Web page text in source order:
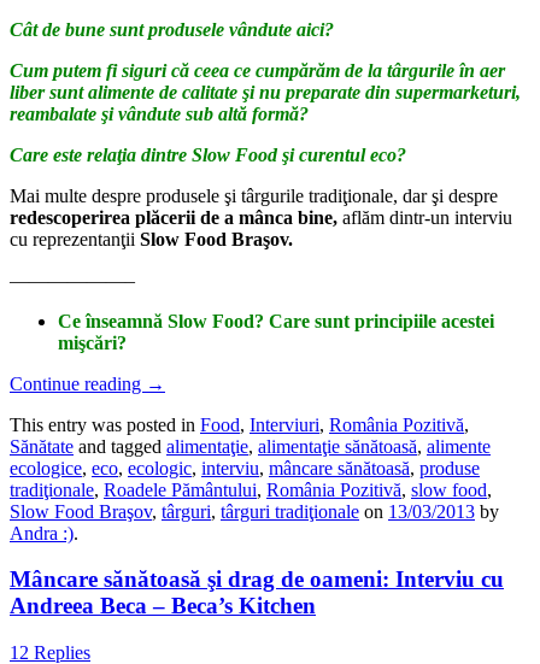
Cât de bune sunt produsele vândute aici?
Cum putem fi siguri că ceea ce cumpărăm de la târgurile în aer
liber sunt alimente de calitate şi nu preparate din supermarketuri,
reambalate şi vândute sub altă formă?
Care este relaţia dintre Slow Food şi curentul eco?
Mai multe despre produsele şi târgurile tradiţionale, dar şi despre
redescoperirea plăcerii de a mânca bine, aflăm dintr-un interviu
cu reprezentanţii Slow Food Braşov.
——————–
Ce înseamnă Slow Food? Care sunt principiile acestei
mişcări?
Continue reading →
This entry was posted in Food, Interviuri, România Pozitivă,
Sănătate and tagged alimentaţie, alimentaţie sănătoasă, alimente
ecologice, eco, ecologic, interviu, mâncare sănătoasă, produse
tradiţionale, Roadele Pământului, România Pozitivă, slow food,
Slow Food Braşov, târguri, târguri tradiţionale on 13/03/2013 by
Andra :).
Mâncare sănătoasă şi drag de oameni: Interviu cu
Andreea Beca – Beca’s Kitchen
12 Replies